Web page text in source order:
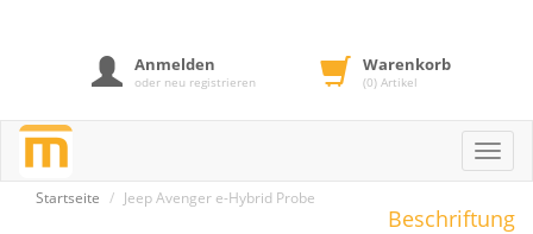
Anmelden
oder neu registrieren
Warenkorb
(0) Artikel
Startseite Jeep Avenger e-Hybrid Probe
Beschriftung